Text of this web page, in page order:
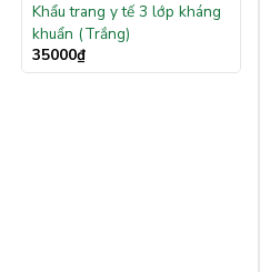
Khẩu trang y tế 3 lớp kháng
khuẩn (Trắng)
35000₫